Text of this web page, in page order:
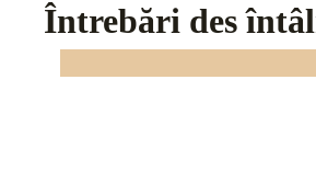
Întrebări des